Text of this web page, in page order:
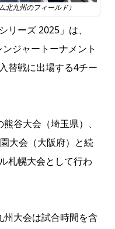
北九州のフィールド）
リーズ 2025」は、
ンジャートーナメント
替戦に出場する4チー
谷大会（埼玉県）、
大会（大阪府）と続
札幌大会として行わ
大会は試合時間を含